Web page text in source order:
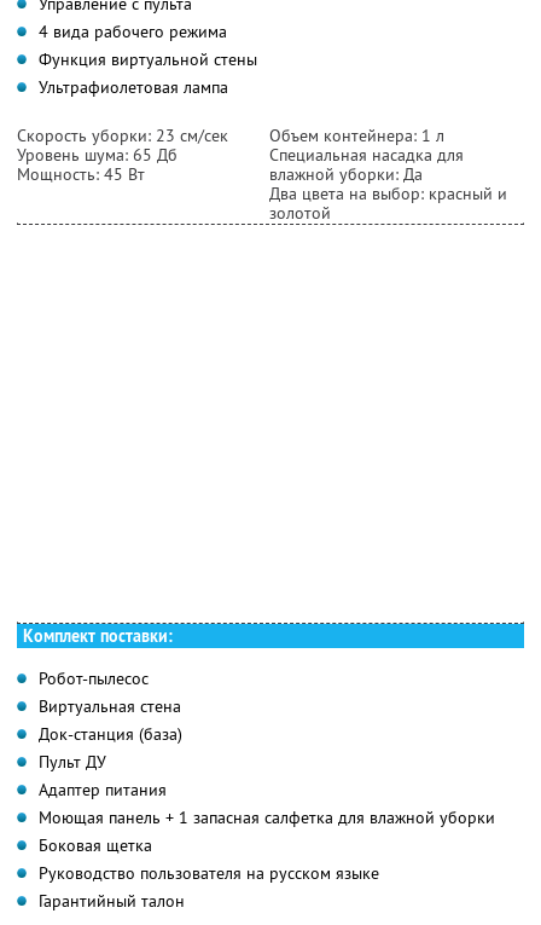
4 вида рабочего режима
Функция виртуальной стены
Ультрафиолетовая лампа
Скорость уборки: 23 см/сек
Уровень шума: 65 Дб
Мощность: 45 Вт
Объем контейнера: 1 л
Специальная насадка для
влажной уборки: Да
Два цвета на выбор: красный и
золотой
Комплект поставки:
Робот-пылесос
Виртуальная стена
Док-станция (база)
Пульт ДУ
Адаптер питания
Моющая панель + 1 запасная салфетка для влажной уборки
Боковая щетка
Руководство пользователя на русском языке
Гарантийный талон